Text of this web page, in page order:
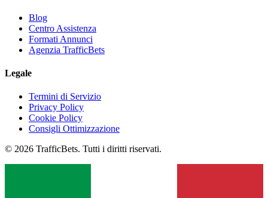
Blog
Centro Assistenza
Formati Annunci
Agenzia TrafficBets
Legale
Termini di Servizio
Privacy Policy
Cookie Policy
Consigli Ottimizzazione
© 2026 TrafficBets. Tutti i diritti riservati.